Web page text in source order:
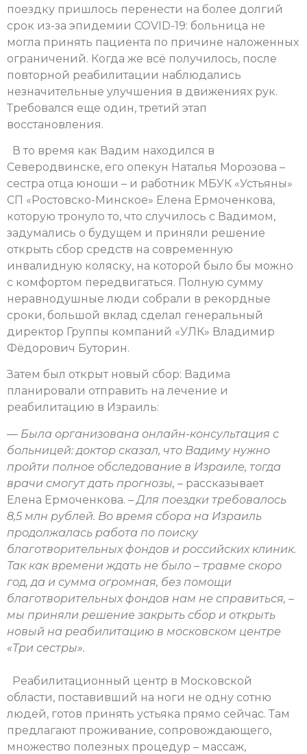
поездку пришлось перенести на более долгий
срок из-за эпидемии COVID-19: больница не
могла принять пациента по причине наложенных
ограничений. Когда же всё получилось, после
повторной реабилитации наблюдались
незначительные улучшения в движениях рук.
Требовался еще один, третий этап
восстановления.
В то время как Вадим находился в
Северодвинске, его опекун Наталья Морозова –
сестра отца юноши – и работник МБУК «Устьяны»
СП «Ростовско-Минское» Елена Ермоченкова,
которую тронуло то, что случилось с Вадимом,
задумались о будущем и приняли решение
открыть сбор средств на современную
инвалидную коляску, на которой было бы можно
с комфортом передвигаться. Полную сумму
неравнодушные люди собрали в рекордные
сроки, большой вклад сделал генеральный
директор Группы компаний «УЛК» Владимир
Фёдорович Буторин.
Затем был открыт новый сбор: Вадима
планировали отправить на лечение и
реабилитацию в Израиль:
— Была организована онлайн-консультация с
больницей: доктор сказал, что Вадиму нужно
пройти полное обследование в Израиле, тогда
врачи смогут дать прогнозы, – рассказывает
Елена Ермоченкова. – Для поездки требовалось
8,5 млн рублей. Во время сбора на Израиль
продолжалась работа по поиску
благотворительных фондов и российских клиник.
Так как времени ждать не было – травме скоро
год, да и сумма огромная, без помощи
благотворительных фондов нам не справиться, –
мы приняли решение закрыть сбор и открыть
новый на реабилитацию в московском центре
«Три сестры».
Реабилитационный центр в Московской
области, поставивший на ноги не одну сотню
людей, готов принять устьяка прямо сейчас. Там
предлагают проживание, сопровождающего,
множество полезных процедур – массаж,